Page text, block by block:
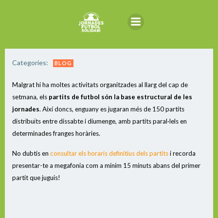
contenido
Categories: BLOG
Malgrat hi ha moltes activitats organitzades al llarg del cap de
setmana, els partits de futbol són la base estructural de les
jornades. Així doncs, enguany es jugaran més de 150 partits
distribuïts entre dissabte i diumenge, amb partits paral·lels en
determinades franges horàries.
No dubtis en consultar els horaris definitius dels partitsi recorda
presentar-te a megafonia com a mínim 15 minuts abans del primer
partit que juguis!